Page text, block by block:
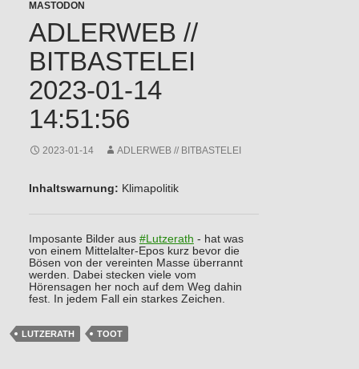
MASTODON
ADLERWEB //
BITBASTELEI
2023-01-14
14:51:56
2023-01-14 ADLERWEB // BITBASTELEI
Inhaltswarnung: Klimapolitik
Imposante Bilder aus #Lutzerath - hat was
von einem Mittelalter-Epos kurz bevor die
Bösen von der vereinten Masse überrannt
werden. Dabei stecken viele vom
Hörensagen her noch auf dem Weg dahin
fest. In jedem Fall ein starkes Zeichen.
LUTZERATH TOOT